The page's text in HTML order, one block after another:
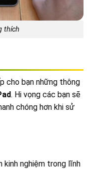
thích
cho bạn những thông
. Hi vọng các bạn sẽ
chóng hơn khi sử
kinh nghiệm trong lĩnh